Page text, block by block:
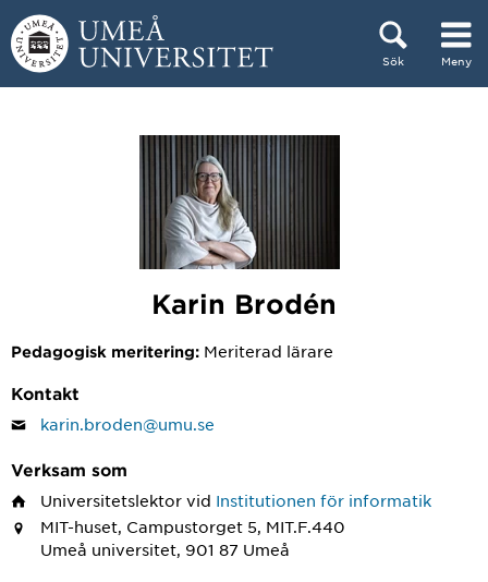
Hoppa direkt till innehållet
Sök Meny
Karin Brodén
Pedagogisk meritering: Meriterad lärare
Kontakt
karin.broden@umu.se
Verksam som
Universitetslektor vid Institutionen för informatik
MIT-huset, Campustorget 5, MIT.F.440
Umeå universitet, 901 87 Umeå